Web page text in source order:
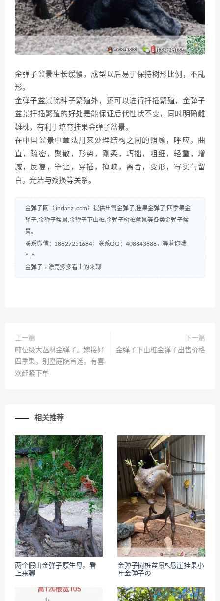
金弹子盆景生长缓慢，成型以后易于保持树形比例，不乱
形。
金弹子盆景除种子繁殖外，还可以进行扦插繁殖，金弹子
盆景扦插繁殖的好处是能保证后代性状不变，同时明确雌
雄株，有利于培育挂果金弹子盆景。
在中国盆景中章法用来处理结构之间的照顾，呼应，曲
直，疏密，聚散，形势，刚柔，巧拙，粗细，轻重，增
减，反复，争让，穿插，掩映，离合，变形，写实与留
白，光洁与残损等关系。
金弹子网（jindanzi.com）提供出售金弹子,挂果金弹子,四季果金
弹子,金弹子盆景,金弹子下山桩,金弹子树桩盆景等各类金弹子盆
景。
联系微信：18827251684；联系QQ：408843888，等着你哦
^_^
金弹子 » 漂亮多多看上的来聊
上一篇
吨位级大丛林金弹子。嫁接好
四季果。别墅庭院首选，有喜
欢赶紧下单
下一篇
金弹子下山桩金弹子出售价格
相关推荐
两个假山金弹子原生母，看
上来聊
金弹子树桩盆景↖悬崖挂果小
叶金弹子の